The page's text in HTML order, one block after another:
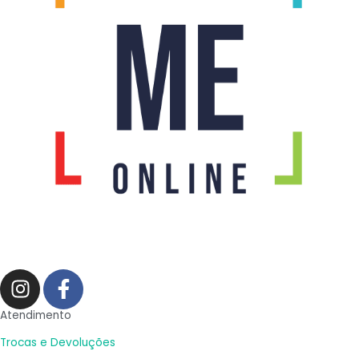
I
n
s
t
F
a
c
e
Atendimento
Trocas e Devoluções